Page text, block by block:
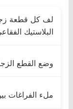
لف كل قطعة
البلاستيك
وضع القطع
ملء الفراغات